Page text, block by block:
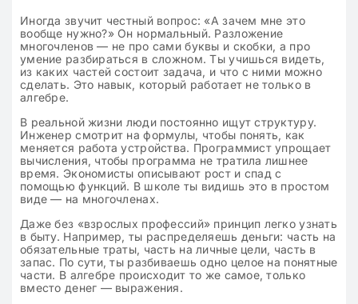
Иногда звучит честный вопрос: «А зачем мне это
вообще нужно?» Он нормальный. Разложение
многочленов — не про сами буквы и скобки, а про
умение разбираться в сложном. Ты учишься видеть,
из каких частей состоит задача, и что с ними можно
сделать. Это навык, который работает не только в
алгебре.
В реальной жизни люди постоянно ищут структуру.
Инженер смотрит на формулы, чтобы понять, как
меняется работа устройства. Программист упрощает
вычисления, чтобы программа не тратила лишнее
время. Экономисты описывают рост и спад с
помощью функций. В школе ты видишь это в простом
виде — на многочленах.
Даже без «взрослых профессий» принцип легко узнать
в быту. Например, ты распределяешь деньги: часть на
обязательные траты, часть на личные цели, часть в
запас. По сути, ты разбиваешь одно целое на понятные
части. В алгебре происходит то же самое, только
вместо денег — выражения.